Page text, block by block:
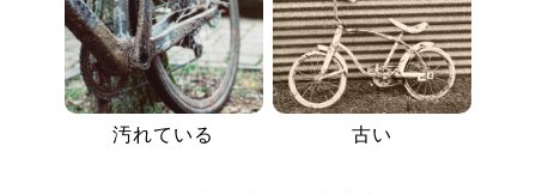
汚れている 古い